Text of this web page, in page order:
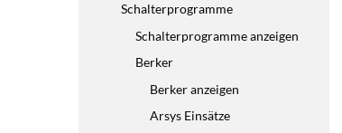
Schalterprogramme
Schalterprogramme anzeigen
Berker
Berker anzeigen
Arsys Einsätze